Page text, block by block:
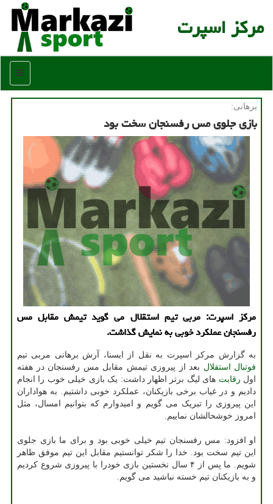
مركز اسپرت
منو
برهانی:
بازی جلوی مس رفسنجان سخت بود
مركز اسپرت: مربی تیم استقلال می گوید تیمش مقابل مس
رفسنجان عملكرد خوبی به نمایش گذاشت.
به گزارش مرکز اسپرت به نقل از ایسنا، آرش برهانی مربی تیم
فوتبال
استقلال بعد از پیروزی تیمش مقابل مس رفسنجان در هفته
اول رقابت های لیگ برتر اظهار داشت: یک بازی خیلی خوب را انجام
دادیم و در غیاب برخی بازیکنان، عملکرد خوبی داشتیم. به هواداران
این پیروزی را تبریک می گویم و امیدوارم که بتوانیم امسال، مثل
امروز خوشحالشان نماییم.
او افزود: مس رفسنجان تیم خیلی خوبی بود و برای ما بازی جلوی
این تیم سخت بود. خدا را شکر توانستیم مقابل این تیم موفق ظاهر
شویم. ما پس از ۴ سال نخستین بازی خودرا با پیروزی شروع کردیم
و به بازیکنان تیم خسته نباشید می گویم.